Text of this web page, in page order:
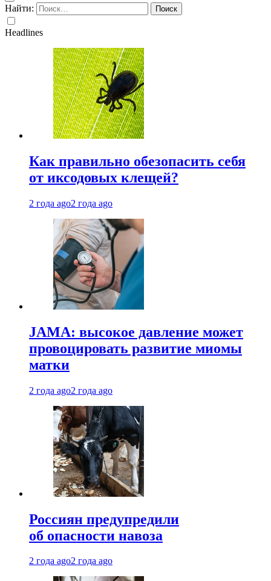
Найти:
Headlines
Как правильно обезопасить себя
от иксодовых клещей?
2 года ago2 года ago
JAMA: высокое давление может
провоцировать развитие миомы
матки
2 года ago2 года ago
Россиян предупредили
об опасности навоза
2 года ago2 года ago